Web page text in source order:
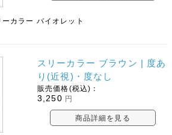
カラー バイオレット
スリーカラー ブラウン | 度あ
り(近視)・度なし
販売価格(税込)：
3,250 円
商品詳細を見る